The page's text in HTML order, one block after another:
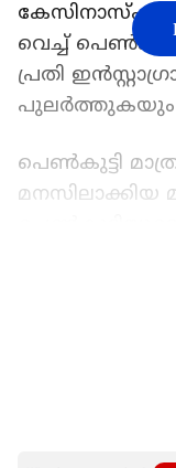
വെച്ച്
പ്രതി
പുലർത്തുകയും
പെൺകുട്ടി